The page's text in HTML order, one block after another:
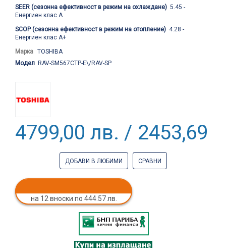
SEER (сезонна ефективност в режим на охлаждане) 5.45 -
Енергиен клас A
SCOP (сезонна ефективност в режим на отопление) 4.28 -
Енергиен клас А+
Марка TOSHIBA
Модел RAV-SM567CTP-E\/RAV-SP
4799,00 лв. / 2453,69 €
ДОБАВИ В ЛЮБИМИ СРАВНИ
на 12 вноски по 444.57 лв.